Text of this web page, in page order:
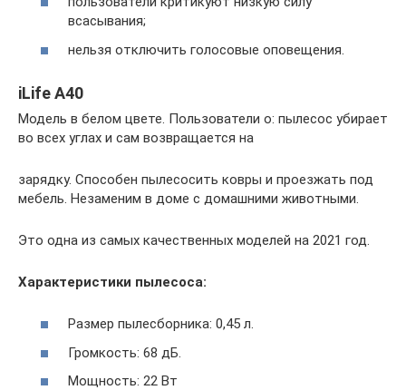
всасывания;
нельзя отключить голосовые оповещения.
iLife A40
Модель в белом цвете. Пользователи о: пылесос убирает
во всех углах и сам возвращается на
зарядку. Способен пылесосить ковры и проезжать под
мебель. Незаменим в доме с домашними животными.
Это одна из самых качественных моделей на 2021 год.
Характеристики пылесоса:
Размер пылесборника: 0,45 л.
Громкость: 68 дБ.
Мощность: 22 Вт